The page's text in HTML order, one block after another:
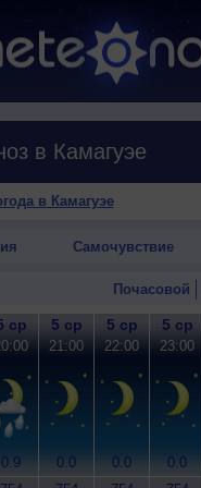
в Камагуэе
в Камагуэе
Самочувствие
Почасовой
ср
0.9
5 ср
21:00
0.0
5 ср
22:00
0.0
5 ср
23:00
0.0